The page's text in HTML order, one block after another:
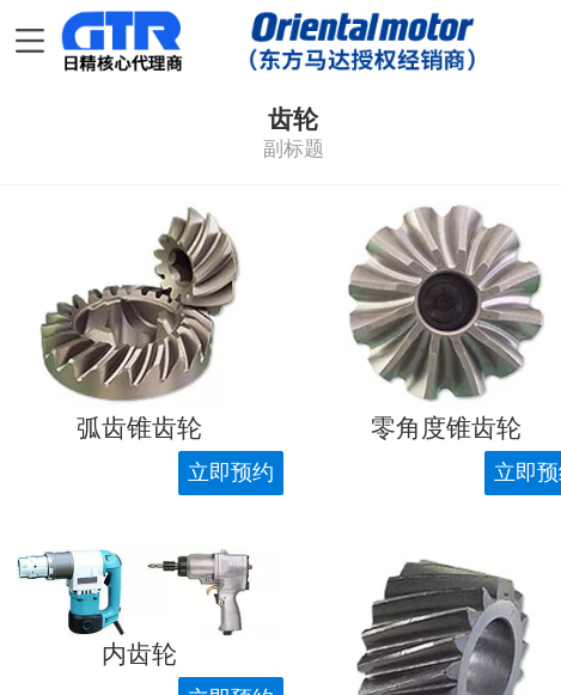
齿轮
副标题
弧齿锥齿轮
立即预约
零角度锥齿轮
立即
内齿轮